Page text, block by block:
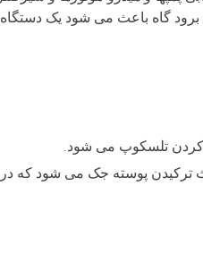
گاه باعث می شود یک دستگاه
کردن تلسکوپ می شود.
ترکیدن پوسته جک می شود که در